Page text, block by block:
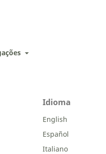
Idioma
English
Español
Italiano